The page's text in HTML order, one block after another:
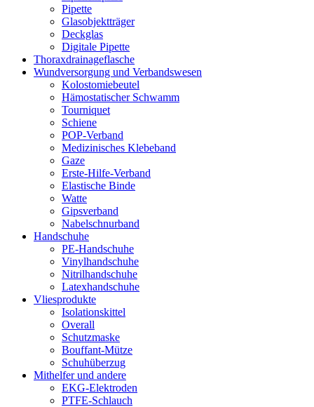
Pipette
Glasobjektträger
Deckglas
Digitale Pipette
Thoraxdrainageflasche
Wundversorgung und Verbandswesen
Kolostomiebeutel
Hämostatischer Schwamm
Tourniquet
Schiene
POP-Verband
Medizinisches Klebeband
Gaze
Erste-Hilfe-Verband
Elastische Binde
Watte
Gipsverband
Nabelschnurband
Handschuhe
PE-Handschuhe
Vinylhandschuhe
Nitrilhandschuhe
Latexhandschuhe
Vliesprodukte
Isolationskittel
Overall
Schutzmaske
Bouffant-Mütze
Schuhüberzug
Mithelfer und andere
EKG-Elektroden
PTFE-Schlauch